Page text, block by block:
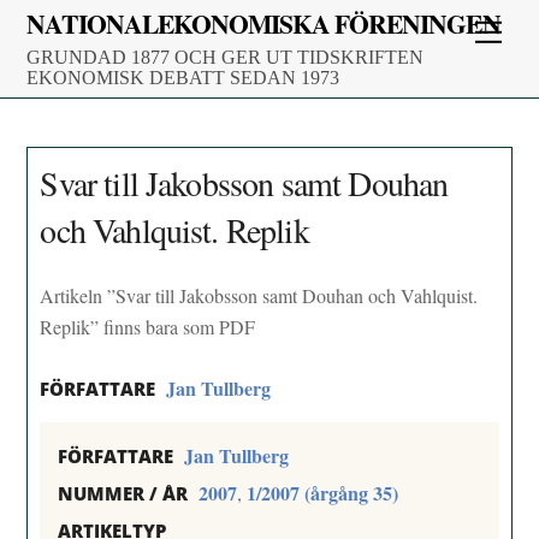
Skip
content
NATIONALEKONOMISKA FÖRENINGEN
GRUNDAD 1877 OCH GER UT TIDSKRIFTEN
EKONOMISK DEBATT SEDAN 1973
Svar till Jakobsson samt Douhan
och Vahlquist. Replik
Artikeln ”Svar till Jakobsson samt Douhan och Vahlquist.
Replik” finns bara som PDF
FÖRFATTARE Jan Tullberg
FÖRFATTARE Jan Tullberg
NUMMER / ÅR 2007, 1/2007 (årgång 35)
ARTIKELTYP